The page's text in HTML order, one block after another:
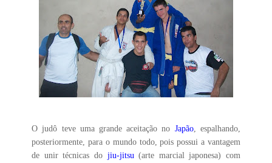
O judô teve uma grande aceitação no Japão, espalhando,
posteriormente, para o mundo todo, pois possui a vantagem
de unir técnicas do jiu-jitsu (arte marcial japonesa) com